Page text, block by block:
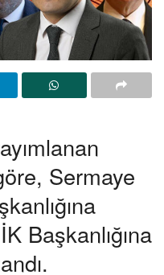
Sermaye
Başkanlığına